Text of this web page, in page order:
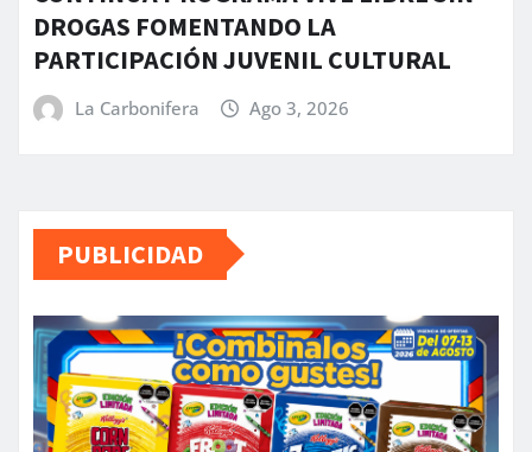
DROGAS FOMENTANDO LA
PARTICIPACIÓN JUVENIL CULTURAL
La Carbonifera Ago 3, 2026
PUBLICIDAD